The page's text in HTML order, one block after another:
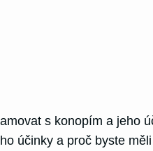
s konopím a jeho
účinky a proč byste